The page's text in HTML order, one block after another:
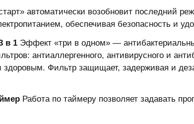
автоматически возобновит последний
обеспечивая безопасность и
в 1 Эффект «три в одном» —
антиаллергенного, антивирусного и
здоровым. Фильтр защищает, задерживая и
Работа по таймеру позволяет задавать